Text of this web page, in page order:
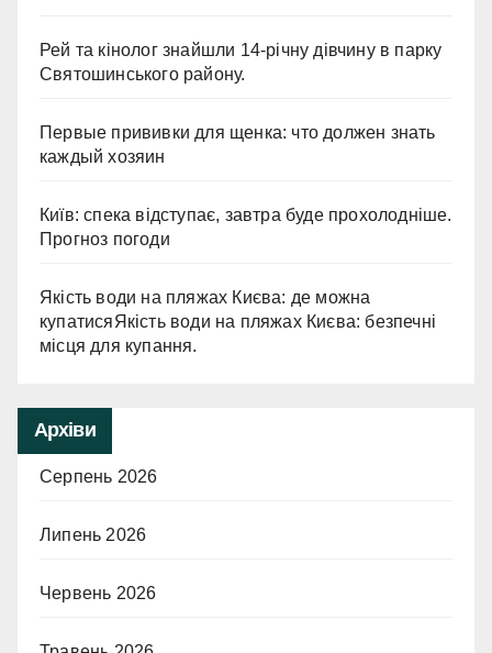
Рей та кінолог знайшли 14-річну дівчину в парку
Святошинського району.
Первые прививки для щенка: что должен знать
каждый хозяин
Київ: спека відступає, завтра буде прохолодніше.
Прогноз погоди
Якість води на пляжах Києва: де можна
купатисяЯкість води на пляжах Києва: безпечні
місця для купання.
Архіви
Серпень 2026
Липень 2026
Червень 2026